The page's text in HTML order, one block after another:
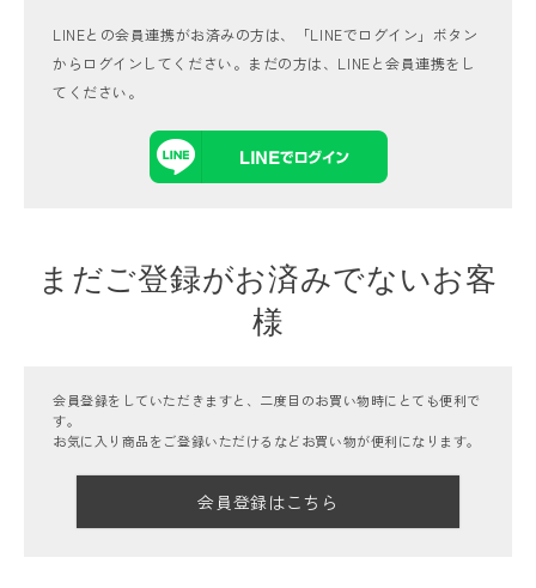
LINEとの会員連携がお済みの方は、「LINEでログイン」ボタン
からログインしてください。まだの方は、 LINEと会員連携をし
てください。
まだご登録がお済みでないお客
様
会員登録をしていただきますと、二度目のお買い物時にとても便利で
す。
お気に入り商品をご登録いただけるなどお買い物が便利になります。
会員登録はこちら